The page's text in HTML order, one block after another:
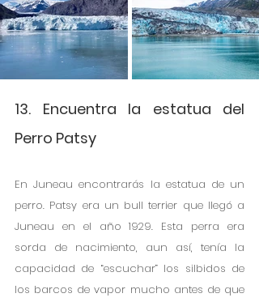
13. Encuentra la estatua del
Perro Patsy
En Juneau encontrarás la estatua de un
perro. Patsy era un bull terrier que llegó a
Juneau en el año 1929. Esta perra era
sorda de nacimiento, aun así, tenía la
capacidad de “escuchar” los silbidos de
los barcos de vapor mucho antes de que